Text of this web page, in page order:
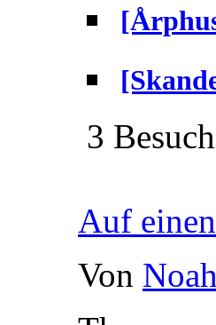
3
Auf
Von